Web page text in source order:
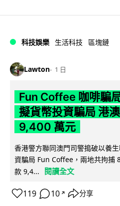
科技娛樂 生活科技 區塊鏈
Lawton 1 日
Fun Coffee 咖啡騙
擬貨幣投資騙局 港
9,400 萬元
香港警方聯同澳門司警搗破以養
資騙局 Fun Coffee，兩地共拘捕
款 9,4...
閱讀全文
119 10 ↗ 分享